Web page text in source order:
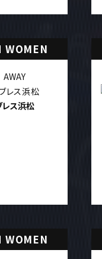
WOMEN
AWAY
レス浜松
WOMEN